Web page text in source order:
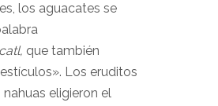
los aguacates se
que también
Los eruditos
eligieron el